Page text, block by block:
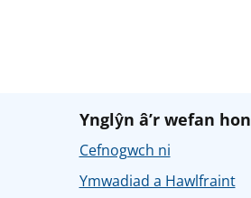
Ynglŷn â’r wefan hon
Cefnogwch ni
Ymwadiad a Hawlfraint